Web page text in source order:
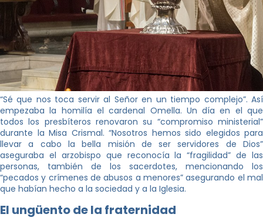
“Sé que nos toca servir al Señor en un tiempo complejo”. Así
empezaba la homilía el cardenal Omella. Un día en el que
todos los presbíteros renovaron su “compromiso ministerial”
durante la Misa Crismal. “Nosotros hemos sido elegidos para
llevar a cabo la bella misión de ser servidores de Dios”
aseguraba el arzobispo que reconocía la “fragilidad” de las
personas, también de los sacerdotes, mencionando los
“pecados y crímenes de abusos a menores” asegurando el mal
que habían hecho a la sociedad y a la Iglesia.
El ungüento de la fraternidad